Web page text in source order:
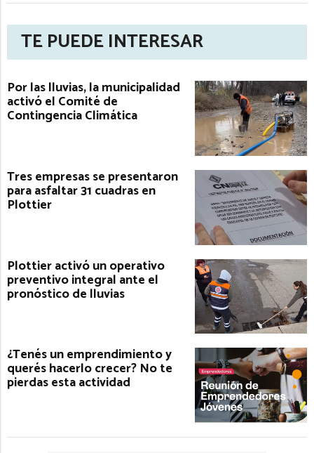
TE PUEDE INTERESAR
Por las lluvias, la municipalidad
activó el Comité de
Contingencia Climática
Tres empresas se presentaron
para asfaltar 31 cuadras en
Plottier
Plottier activó un operativo
preventivo integral ante el
pronóstico de lluvias
¿Tenés un emprendimiento y
querés hacerlo crecer? No te
pierdas esta actividad